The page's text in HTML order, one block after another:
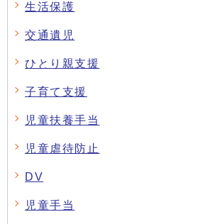
生活保護
交通遺児
ひとり親支援
子育て支援
児童扶養手当
児童虐待防止
DV
児童手当